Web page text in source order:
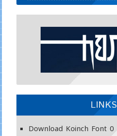
LINKS
Download Koinch Font0